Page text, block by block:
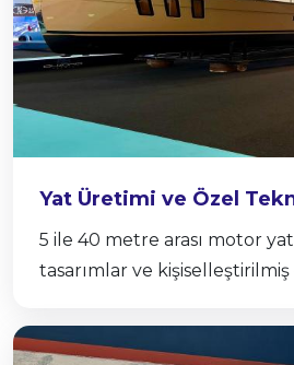
Yat Üretimi ve Özel
5 ile 40 metre arası motor
tasarımlar ve